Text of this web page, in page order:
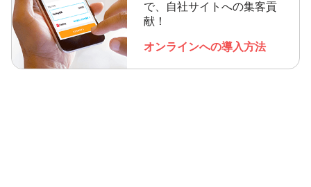
で、自社サイトへの集客貢
献！
オンラインへの導入方法